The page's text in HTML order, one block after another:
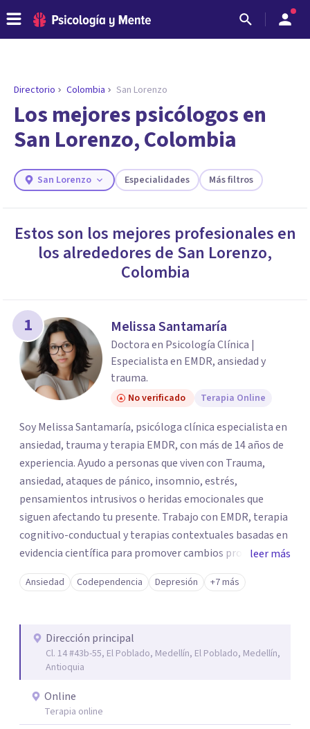
ENCONTRAR MI TERAPEUTA
¿Necesitas ayuda para encontrar el
psicólogo adecuado?
los profesionales que más se ajustan a tus
necesidades.
Responder cuestionario
Directorio Colombia San Lorenzo
Los mejores psicólogos en
San Lorenzo, Colombia
San Lorenzo Especialidades Más filtros
Estos son los mejores profesionales en
los alrededores de San Lorenzo,
Colombia
1 Melissa Santamaría
Doctora en Psicología Clínica |
Especialista en EMDR, ansiedad y
trauma.
No verificado Terapia Online
Soy Melissa Santamaría, psicóloga clínica especialista en
ansiedad, trauma y terapia EMDR, con más de 14 años de
experiencia. Ayudo a personas que viven con Trauma,
ansiedad, ataques de pánico, insomnio, estrés,
pensamientos intrusivos o heridas emocionales que
siguen afectando tu presente. Trabajo con EMDR, terapia
cognitivo-conductual y terapias contextuales basadas en
evidencia científica para promover cambios profundos y
duraderos. Atiendo adultos, adolescentes, parejas y
familias de forma presencial en Medellín y online, en un
leer más
Ansiedad Codependencia Depresión +7 más
Dirección principal
Cl. 14 #43b-55, El Poblado, Medellín, El Poblado, Medellín,
Antioquia
Online
Terapia online